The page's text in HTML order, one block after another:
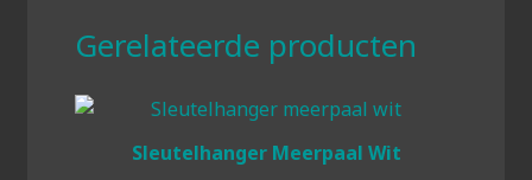
Gerelateerde producten
Sleutelhanger Meerpaal Wit